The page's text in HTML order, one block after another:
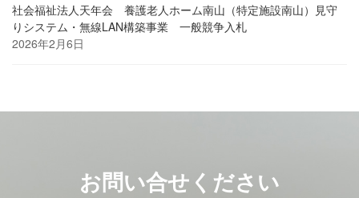
社会福祉法人天年会 養護老人ホーム南山（特定施設南山）見守
りシステム・無線LAN構築事業 一般競争入札
2026年2月6日
お問い合せください